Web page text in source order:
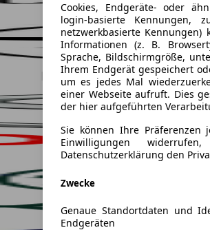
Cookies, Endgeräte- oder
login-basierte Kennungen,
netzwerkbasierte
Informationen (z. B.
Sprache, Bildschirmgröße,
Ihrem Endgerät gespeichert
um es jedes Mal
einer Webseite aufruft. Dies
der hier aufgeführten
Sie können Ihre Präferenzen
Einwilligungen
Datenschutzerklärung den
Zwecke
Genaue Standortdaten und
Endgeräten